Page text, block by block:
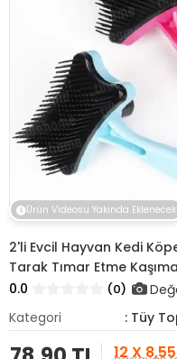
Ürün Videosu Yakında Eklenecek
2'li Evcil Hayvan Kedi
Tarak Tımar Etme
0.0
(0)
Kategori
: Tüy
12 X